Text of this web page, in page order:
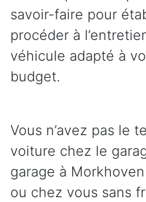
savoir-faire pour
procéder à
véhicule adapté à
budget.
Vous n’avez pas le
voiture chez le
garage à
ou chez vous sans